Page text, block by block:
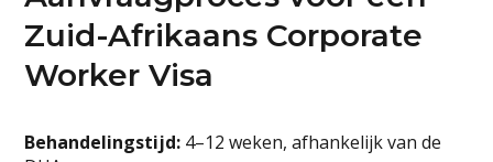
Zuid-Afrikaans Corporate
Worker Visa
Behandelingstijd: 4–12 weken, afhankelijk van de